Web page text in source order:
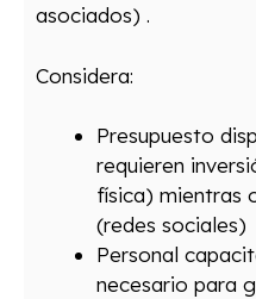
asociados) .
Considera:
Presupuesto
requieren
física) mientras
(redes sociales)
Personal
necesario para